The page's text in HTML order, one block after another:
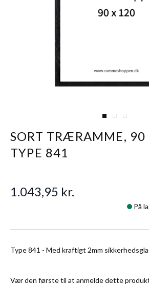
View larger
ViewView
SORT TRÆRAMME, 90
TYPE 841
Type 841 - Med kraftigt 2mm
Vær den første til at anmelde dette
1.043,95 kr.
På